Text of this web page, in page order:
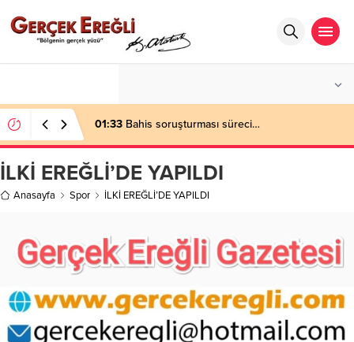
01:33 Bahis soruşturması süreci…
İLKİ EREĞLİ’DE YAPILDI
Anasayfa Spor İLKİ EREĞLİ’DE YAPILDI